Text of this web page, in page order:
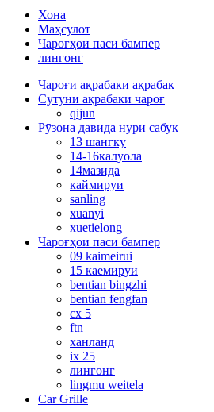
Хона
Маҳсулот
Чароғҳои паси бампер
лингонг
Чароғи ақрабаки ақрабак
Сутуни ақрабаки чароғ
qijun
Рӯзона давида нури сабук
13 шангку
14-16калуола
14мазида
каймируи
sanling
xuanyi
xuetielong
Чароғҳои паси бампер
09 kaimeirui
15 каемируи
bentian bingzhi
bentian fengfan
cx 5
ftn
ханланд
ix 25
лингонг
lingmu weitela
Car Grille